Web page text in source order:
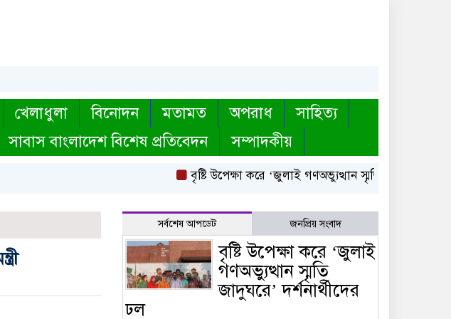
খেলাধুলা বিনোদন মতামত অপরাধ
সাহিত্য
সাবাস বাংলাদেশ বিশেষ প্রতিবেদন সম্পাদকীয়
বৃষ্টি উপেক্ষা করে ‘জুলাই গণঅভ্যুত্থান স্মৃতি জাদুঘরে’ দর্শনার্থীদের
সর্বশেষ আপডেট জনপ্রিয় সংবাদ
বৃষ্টি উপেক্ষা করে ‘জুলাই
গণঅভ্যুত্থান স্মৃতি
জাদুঘরে’ দর্শনার্থীদের
ঢল